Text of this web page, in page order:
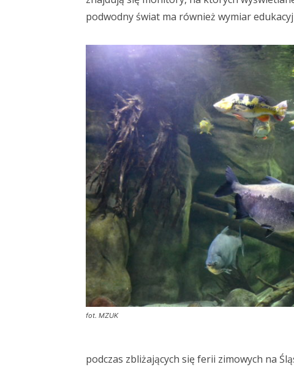
podwodny świat ma również wymiar
fot. MZUK
podczas zbliżających się ferii zimowych na